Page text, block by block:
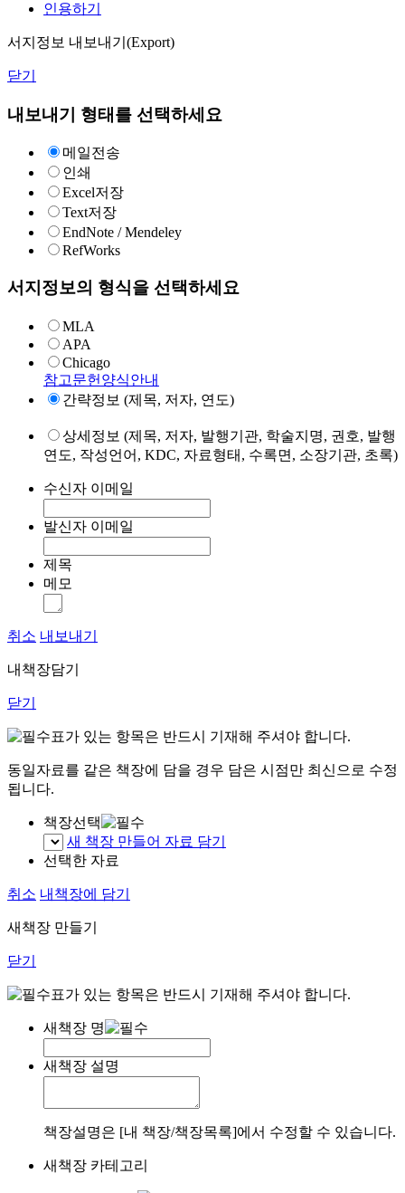
인용하기
서지정보 내보내기(Export)
닫기
내보내기 형태를 선택하세요
메일전송
인쇄
Excel저장
Text저장
EndNote / Mendeley
RefWorks
서지정보의 형식을 선택하세요
MLA
APA
Chicago
참고문헌양식안내
간략정보 (제목, 저자, 연도)
상세정보 (제목, 저자, 발행기관, 학술지명, 권호, 발행
연도, 작성언어, KDC, 자료형태, 수록면, 소장기관, 초록)
수신자 이메일
발신자 이메일
제목
메모
취소 내보내기
내책장담기
닫기
표가 있는 항목은 반드시 기재해 주셔야 합니다.
동일자료를 같은 책장에 담을 경우 담은 시점만 최신으로 수정
됩니다.
책장선택
새 책장 만들어 자료 담기
선택한 자료
취소 내책장에 담기
새책장 만들기
닫기
표가 있는 항목은 반드시 기재해 주셔야 합니다.
새책장 명
새책장 설명
책장설명은 [내 책장/책장목록]에서 수정할 수 있습니다.
새책장 카테고리